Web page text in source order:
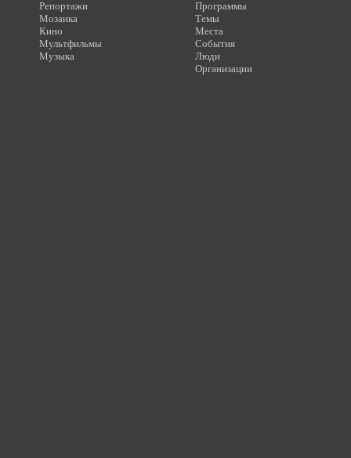
Репортажи
Мозаика
Кино
Мультфильмы
Музыка
Программы
Темы
Места
События
Люди
Организации